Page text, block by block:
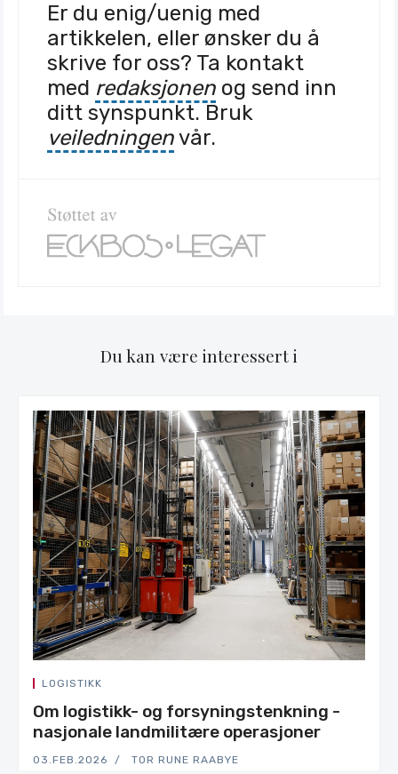
Er du enig/uenig med
artikkelen, eller ønsker du å
skrive for oss? Ta kontakt
med redaksjonen og send inn
ditt synspunkt. Bruk
veiledningenvår.
Du kan være interessert i
LOGISTIKK
Om logistikk- og forsyningstenkning -
nasjonale landmilitære operasjoner
03.FEB.2026 TOR RUNE RAABYE